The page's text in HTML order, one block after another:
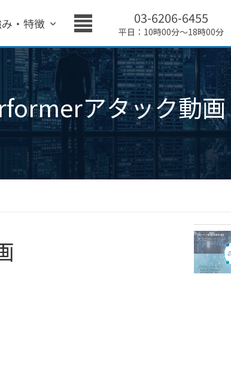
・特徴 03-6206-6455
平日：10時00分～18時00分
アタック動画